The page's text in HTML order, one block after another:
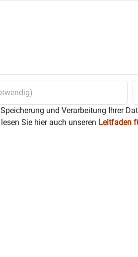
und Verarbeitung Ihrer
Sie hier auch unseren Leitfaden